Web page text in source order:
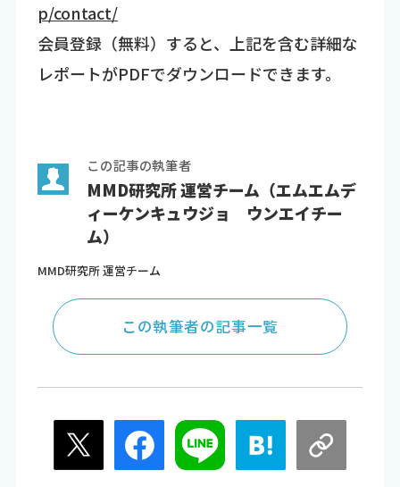
p/contact/
会員登録（無料）すると、上記を含む詳細な
レポートがPDFでダウンロードできます。
この記事の執筆者
MMD研究所 運営チーム（エムエムデ
ィーケンキュウジョ ウンエイチー
ム）
MMD研究所 運営チーム
この執筆者の記事一覧